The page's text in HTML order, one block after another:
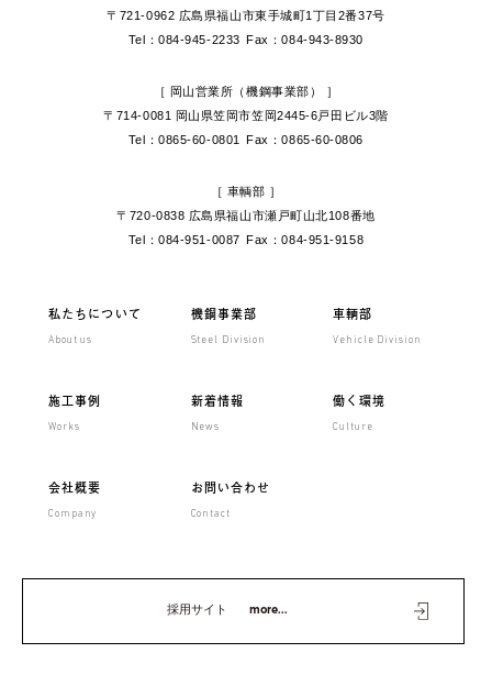
〒721-0962 広島県福山市東手城町1丁目2番37号
Tel：084-945-2233 Fax：084-943-8930
［ 岡山営業所（機鋼事業部） ］
〒714-0081 岡山県笠岡市笠岡2445-6戸田ビル3階
Tel：0865-60-0801
Fax：0865-60-0806
［ 車輌部 ］
〒720-0838 広島県福山市瀬戸町山北108番地
Tel：084-951-0087 Fax：084-951-9158
私たちについて
About us
機鋼事業部
Steel Division
車輌部
Vehicle Division
施工事例
Works
新着情報
News
働く環境
Culture
会社概要
Company
お問い合わせ
Contact
採用サイト more...